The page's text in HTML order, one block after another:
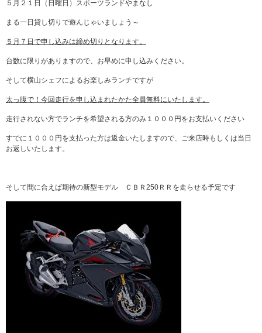
５月２１日（日曜日）スポーツランドやまなし
まる一日貸し切りで遊んじゃいましょう～
５月７日で申し込みは締め切りとなります。
台数に限りがありますので、お早めに申し込みください。
そして横山シェフによるお楽しみランチですが
太っ腹で！今回走行を申し込まれたかた全員無料にいたします。
走行されない方でランチを希望される方のみ１０００円をお支払いください
すでに１０００円を支払った方は返金いたしますので、ご来店時もしくは当日
お返しいたします。
そして間に合えば期待の新型モデル ＣＢＲ250ＲＲを走らせる予定です